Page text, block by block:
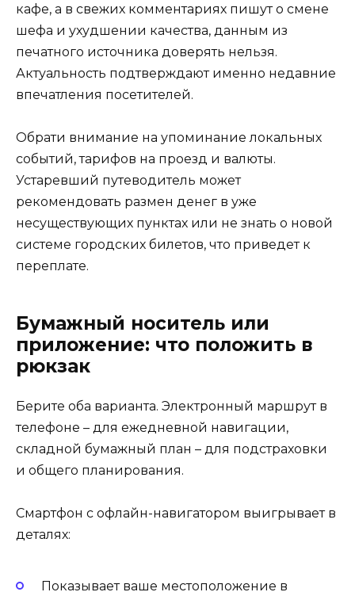
кафе, а в свежих комментариях пишут о смене
шефа и ухудшении качества, данным из
печатного источника доверять нельзя.
Актуальность подтверждают именно недавние
впечатления посетителей.
Обрати внимание на упоминание локальных
событий, тарифов на проезд и валюты.
Устаревший путеводитель может
рекомендовать размен денег в уже
несуществующих пунктах или не знать о новой
системе городских билетов, что приведет к
переплате.
Бумажный носитель или
приложение: что положить в
рюкзак
Берите оба варианта. Электронный маршрут в
телефоне – для ежедневной навигации,
складной бумажный план – для подстраховки
и общего планирования.
Смартфон с офлайн-навигатором выигрывает в
деталях:
Показывает ваше местоположение в